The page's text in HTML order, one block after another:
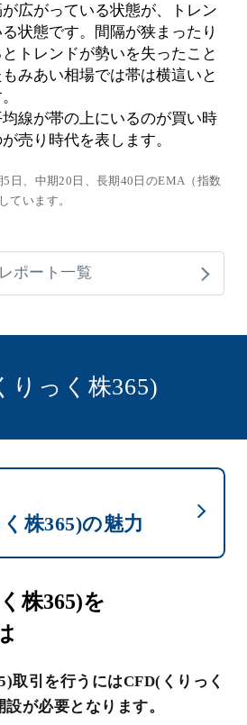
広がっている状態が、トレン
状態です。間隔が狭まったり
トレンドが勢いを失ったこと
みあい相場では帯は横這いと
線が帯の上にいるのが買い時
売り時代を表します。
日、中期20日、長期40日のEMA（指数
ています。
レポート一覧
りっく株365)
株365)の魅力
株365)を
取引を行うにはCFD(くりっく
が必要となります。